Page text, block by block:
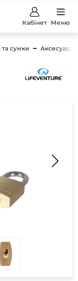
Кабінет Меню
сумки Аксесуари